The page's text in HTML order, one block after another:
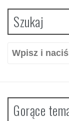
Szukaj
Szukaj:
Gorące